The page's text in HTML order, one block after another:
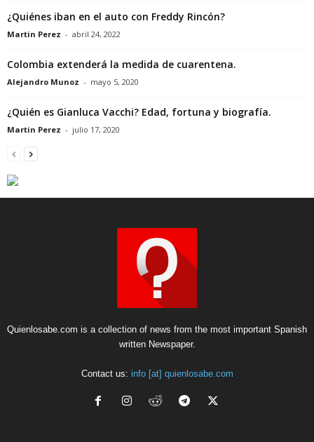
¿Quiénes iban en el auto con Freddy Rincón?
Martin Perez - abril 24, 2022
Colombia extenderá la medida de cuarentena.
Alejandro Munoz - mayo 5, 2020
¿Quién es Gianluca Vacchi? Edad, fortuna y biografía.
Martin Perez - julio 17, 2020
Quienlosabe.com is a collection of news from the most important Spanish
written Newspaper.
Contact us: info [at] quienlosabe.com